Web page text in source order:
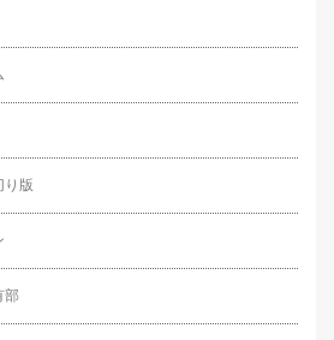
り版
部